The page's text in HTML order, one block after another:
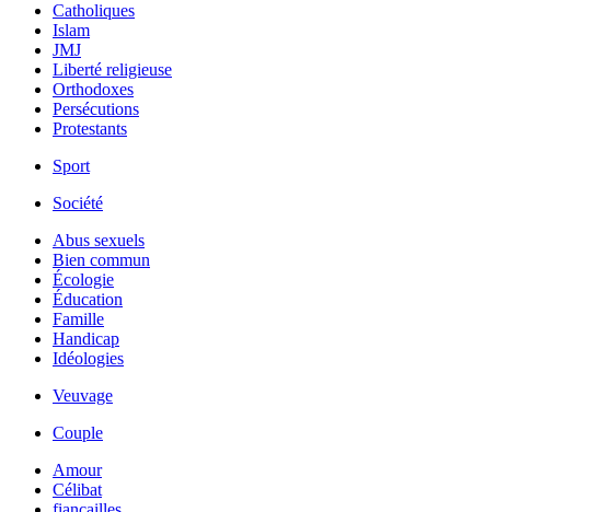
Catholiques
Islam
JMJ
Liberté religieuse
Orthodoxes
Persécutions
Protestants
Sport
Société
Abus sexuels
Bien commun
Écologie
Éducation
Famille
Handicap
Idéologies
Veuvage
Couple
Amour
Célibat